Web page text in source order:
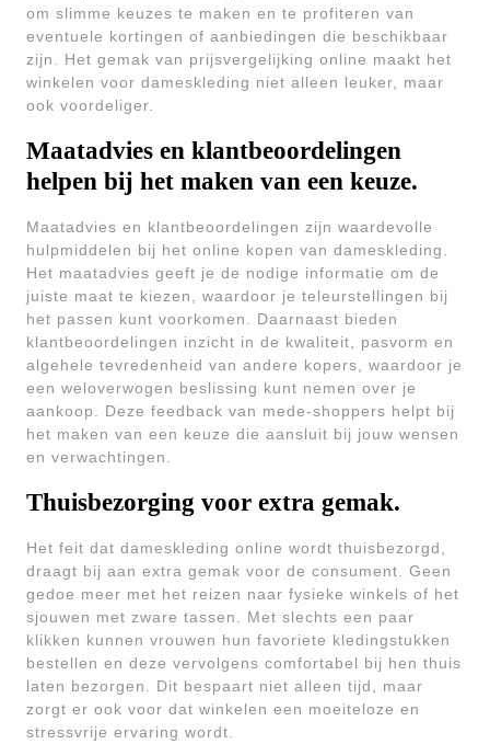
om slimme keuzes te maken en te profiteren van
eventuele kortingen of aanbiedingen die beschikbaar
zijn. Het gemak van prijsvergelijking online maakt het
winkelen voor dameskleding niet alleen leuker, maar
ook voordeliger.
Maatadvies en klantbeoordelingen
helpen bij het maken van een keuze.
Maatadvies en klantbeoordelingen zijn waardevolle
hulpmiddelen bij het online kopen van dameskleding.
Het maatadvies geeft je de nodige informatie om de
juiste maat te kiezen, waardoor je teleurstellingen bij
het passen kunt voorkomen. Daarnaast bieden
klantbeoordelingen inzicht in de kwaliteit, pasvorm en
algehele tevredenheid van andere kopers, waardoor je
een weloverwogen beslissing kunt nemen over je
aankoop. Deze feedback van mede-shoppers helpt bij
het maken van een keuze die aansluit bij jouw wensen
en verwachtingen.
Thuisbezorging voor extra gemak.
Het feit dat dameskleding online wordt thuisbezorgd,
draagt bij aan extra gemak voor de consument. Geen
gedoe meer met het reizen naar fysieke winkels of het
sjouwen met zware tassen. Met slechts een paar
klikken kunnen vrouwen hun favoriete kledingstukken
bestellen en deze vervolgens comfortabel bij hen thuis
laten bezorgen. Dit bespaart niet alleen tijd, maar
zorgt er ook voor dat winkelen een moeiteloze en
stressvrije ervaring wordt.